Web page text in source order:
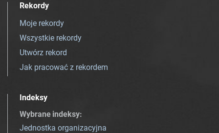
Rekordy
Moje rekordy
Wszystkie rekordy
Utwórz rekord
Jak pracować z rekordem
Indeksy
Wybrane indeksy:
Jednostka organizacyjna